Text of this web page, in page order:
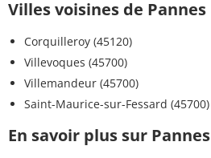
Villes voisines de Pannes
Corquilleroy (45120)
Villevoques (45700)
Villemandeur (45700)
Saint-Maurice-sur-Fessard (45700)
En savoir plus sur Pannes